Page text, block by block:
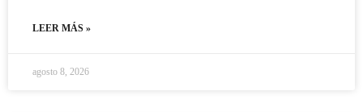
LEER MÁS »
agosto 8, 2026